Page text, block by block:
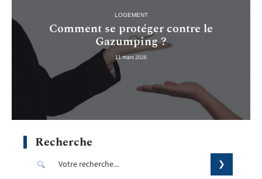
LOGEMENT
Comment se protéger contre le
Gazumping ?
11 mars 2026
Recherche